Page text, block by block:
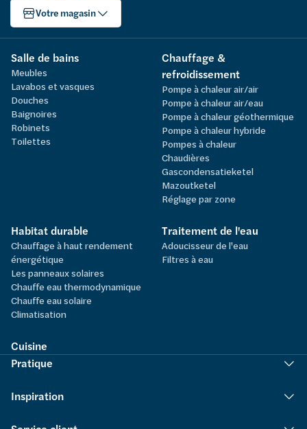
Votre magasin
Salle de bains
Meubles
Lavabos et vasques
Douches
Baignoires
Robinets
Toilettes
Chauffage &
refroidissement
Pompe à chaleur air/air
Pompe à chaleur air/eau
Pompe à chaleur géothermique
Pompe à chaleur hybride
Pompes à chaleur
Chaudières
Gascondensatieketel
Mazoutketel
Réglage par zone
Habitat durable
Chauffage à haut rendement
énergétique
Les panneaux solaires
Chauffe eau thermodynamique
Chauffe eau solaire
Climatisation
Traitement de l'eau
Adoucisseur de l'eau
Filtres à eau
Cuisine
Pratique
Inspiration